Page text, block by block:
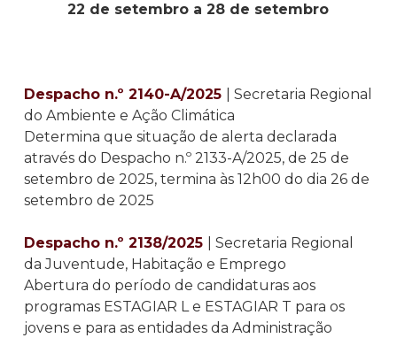
22 de setembro a 28 de setembro
Despacho n.º 2140-A/2025
| Secretaria Regional
do Ambiente e Ação Climática
Determina que situação de alerta declarada
através do Despacho n.º 2133-A/2025, de 25 de
setembro de 2025, termina às 12h00 do dia 26 de
setembro de 2025
Despacho n.º 2138/2025
| Secretaria Regional
da Juventude, Habitação e Emprego
Abertura do período de candidaturas aos
programas ESTAGIAR L e ESTAGIAR T para os
jovens e para as entidades da Administração